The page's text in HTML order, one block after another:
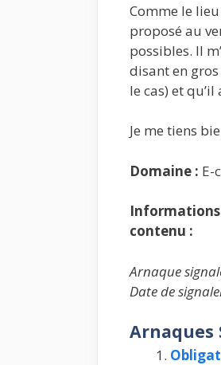
Comme le
proposé au
possibles. Il
disant en
le cas) et
Je me tiens
Domaine : E-
contenu :
Arnaque
Date de
Arnaques